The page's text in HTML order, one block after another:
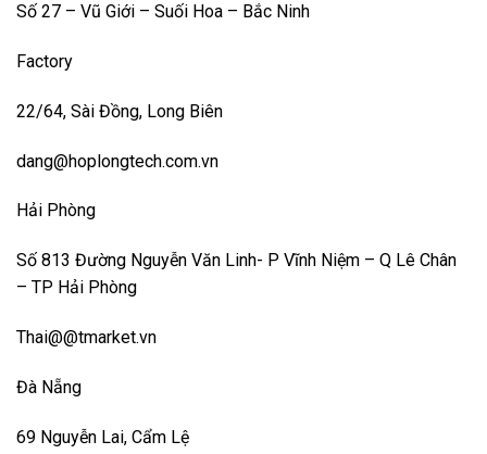
Số 27 – Vũ Giới – Suối Hoa – Bắc Ninh
Factory
22/64, Sài Đồng, Long Biên
dang@hoplongtech.com.vn
Hải Phòng
Số 813 Đường Nguyễn Văn Linh- P Vĩnh Niệm – Q Lê Chân
– TP Hải Phòng
Thai@@tmarket.vn
Đà Nẵng
69 Nguyễn Lai, Cẩm Lệ